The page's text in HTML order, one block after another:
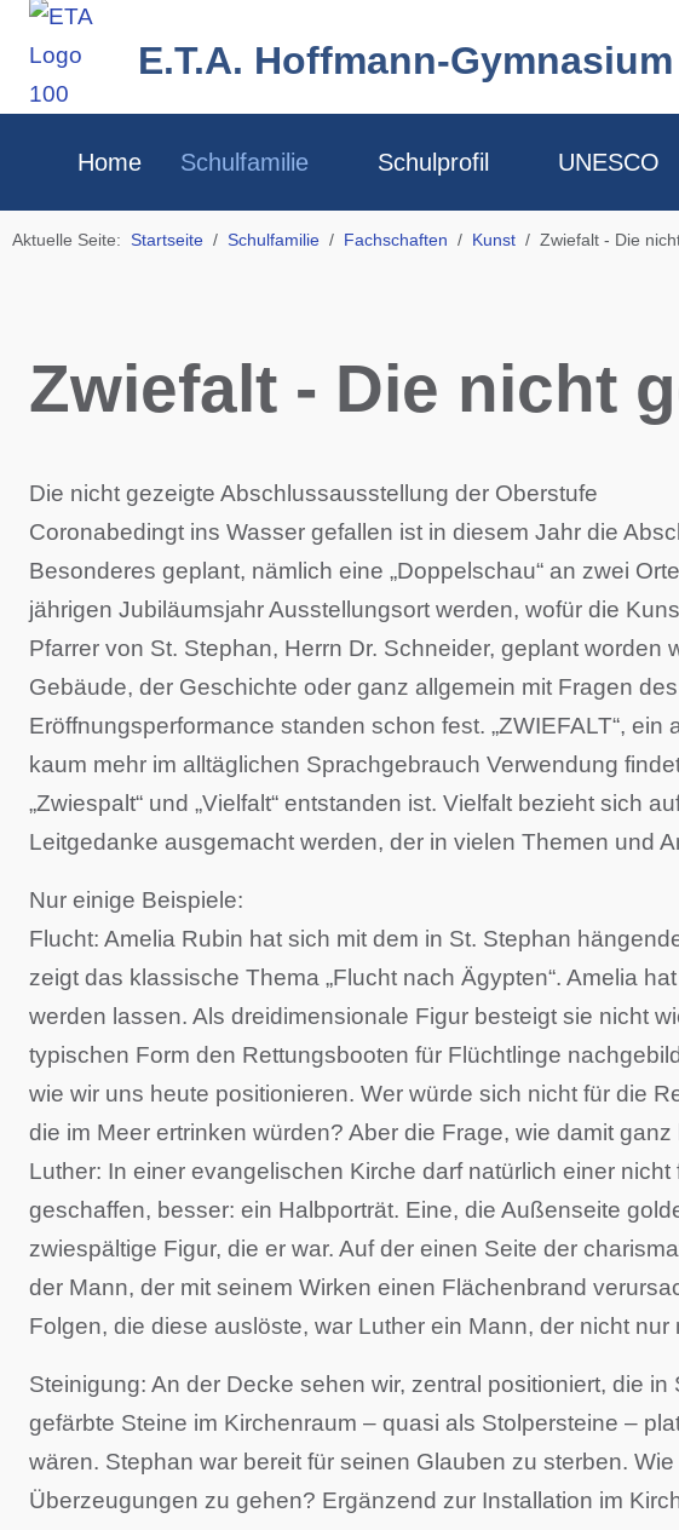
E.T.A. Hoffmann-
Home Schulfamilie Schulprofil UNESCO
Aktuelle Seite: Startseite Schulfamilie Fachschaften Kunst Zwiefalt - Die
Zwiefalt - Die nicht
Die nicht gezeigte Abschlussausstellung der Oberstufe
Coronabedingt ins Wasser gefallen ist in diesem Jahr die
Besonderes geplant, nämlich eine „Doppelschau“ an zwei
jährigen Jubiläumsjahr Ausstellungsort werden, wofür die
Pfarrer von St. Stephan, Herrn Dr. Schneider, geplant
Gebäude, der Geschichte oder ganz allgemein mit Fragen
Eröffnungsperformance standen schon fest. „ZWIEFALT“,
kaum mehr im alltäglichen Sprachgebrauch Verwendung
„Zwiespalt“ und „Vielfalt“ entstanden ist. Vielfalt bezieht sich
Leitgedanke ausgemacht werden, der in vielen Themen und
Nur einige Beispiele:
Flucht: Amelia Rubin hat sich mit dem in St. Stephan
zeigt das klassische Thema „Flucht nach Ägypten“. Amelia
werden lassen. Als dreidimensionale Figur besteigt sie nicht
typischen Form den Rettungsbooten für Flüchtlinge
wie wir uns heute positionieren. Wer würde sich nicht für die
die im Meer ertrinken würden? Aber die Frage, wie damit
Luther: In einer evangelischen Kirche darf natürlich einer
geschaffen, besser: ein Halbporträt. Eine, die Außenseite
zwiespältige Figur, die er war. Auf der einen Seite der
der Mann, der mit seinem Wirken einen Flächenbrand
Folgen, die diese auslöste, war Luther ein Mann, der nicht
Steinigung: An der Decke sehen wir, zentral positioniert, die
gefärbte Steine im Kirchenraum – quasi als Stolpersteine –
wären. Stephan war bereit für seinen Glauben zu sterben.
Überzeugungen zu gehen? Ergänzend zur Installation im